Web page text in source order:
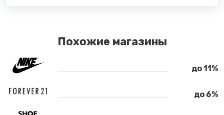
Похожие магазины
до 11%
до 6%